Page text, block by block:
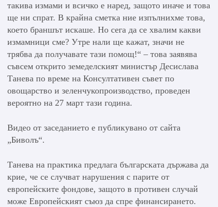
такива измами и всичко е наред, защото иначе и това
ще ни спрат. В крайна сметка ние изпълнихме това,
което браншът искаше. Но сега да се хвалим какви
измамници сме? Утре нали ще кажат, значи не
трябва да получавате тази помощ!“ – това заявява
съвсем открито земеделският министър Десислава
Танева по време на Консултативен съвет по
овощарство и зеленчукопроизводство, проведен
вероятно на 27 март тази година.
Видео от заседанието е публикувано от сайта
„Биволъ“.
Танева на практика предлага българската държава да
крие, че се случват нарушения с парите от
европейските фондове, защото в противен случай
може Европейският съюз да спре финансирането.